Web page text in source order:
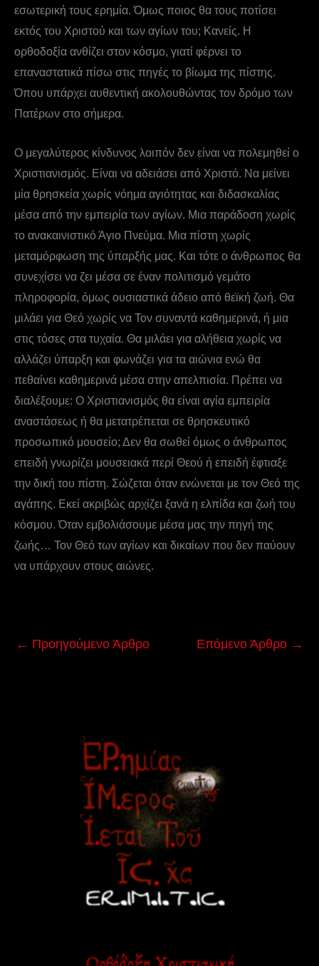
εσωτερική τους ερημία. Όμως ποιος θα τους ποτίσει
εκτός του Χριστού και των αγίων του; Κανείς. Η
ορθοδοξία ανθίζει στον κόσμο, γιατί φέρνει το
επαναστατικά πίσω στις πηγές το βίωμα της πίστης.
Όπου υπάρχει αυθεντική ακολουθώντας τον δρόμο των
Πατέρων στο σήμερα.
Ο μεγαλύτερος κίνδυνος λοιπόν δεν είναι να πολεμηθεί ο
Χριστιανισμός. Είναι να αδειάσει από Χριστό. Να μείνει
μία θρησκεία χωρίς νόημα αγιότητας και διδασκαλίας
μέσα από την εμπειρία των αγίων. Μια παράδοση χωρίς
το ανακαινιστικό Άγιο Πνεύμα. Μια πίστη χωρίς
μεταμόρφωση της ύπαρξής μας. Και τότε ο άνθρωπος θα
συνεχίσει να ζει μέσα σε έναν πολιτισμό γεμάτο
πληροφορία, όμως ουσιαστικά άδειο από θεϊκή ζωή. Θα
μιλάει για Θεό χωρίς να Τον συναντά καθημερινά, ή μια
στις τόσες στα τυχαία. Θα μιλάει για αλήθεια χωρίς να
αλλάζει ύπαρξη και φωνάζει για τα αιώνια ενώ θα
πεθαίνει καθημερινά μέσα στην απελπισία. Πρέπει να
διαλέξουμε: Ο Χριστιανισμός θα είναι αγία εμπειρία
αναστάσεως ή θα μετατρέπεται σε θρησκευτικό
προσωπικό μουσείο; Δεν θα σωθεί όμως ο άνθρωπος
επειδή γνωρίζει μουσειακά περί Θεού ή επειδή έφτιαξε
την δική του πίστη. Σώζεται όταν ενώνεται με τον Θεό της
αγάπης. Εκεί ακριβώς αρχίζει ξανά η ελπίδα και ζωή του
κόσμου. Όταν εμβολιάσουμε μέσα μας την πηγή της
ζωής… Τον Θεό των αγίων και δικαίων που δεν παύουν
να υπάρχουν στους αιώνες.
← Προηγούμενο Άρθρο Επόμενο Άρθρο →